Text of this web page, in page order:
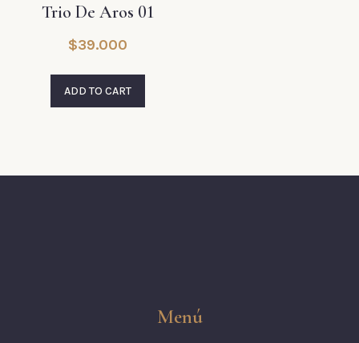
Trio De Aros 01
$39.000
ADD TO CART
Menú